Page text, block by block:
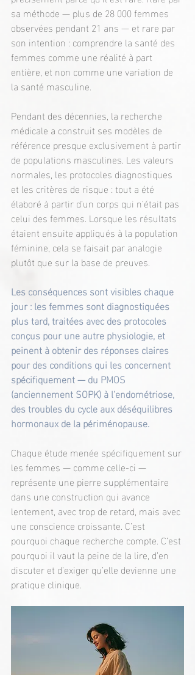
sa méthode — plus de 28 000 femmes
observées pendant 21 ans — et rare par
son intention : comprendre la santé des
femmes comme une réalité à part
entière, et non comme une variation de
la santé masculine.
Pendant des décennies, la recherche
médicale a construit ses modèles de
référence presque exclusivement à partir
de populations masculines. Les valeurs
normales, les protocoles diagnostiques
et les critères de risque : tout a été
élaboré à partir d’un corps qui n’était pas
celui des femmes. Lorsque les résultats
étaient ensuite appliqués à la population
féminine, cela se faisait par analogie
plutôt que sur la base de preuves.
Les conséquences sont visibles chaque
jour : les femmes sont diagnostiquées
plus tard, traitées avec des protocoles
conçus pour une autre physiologie, et
peinent à obtenir des réponses claires
pour des conditions qui les concernent
spécifiquement — du PMOS
(anciennement SOPK) à l’endométriose,
des troubles du cycle aux déséquilibres
hormonaux de la périménopause.
Chaque étude menée spécifiquement sur
les femmes — comme celle-ci —
représente une pierre supplémentaire
dans une construction qui avance
lentement, avec trop de retard, mais avec
une conscience croissante. C’est
pourquoi chaque recherche compte. C’est
pourquoi il vaut la peine de la lire, d’en
discuter et d’exiger qu’elle devienne une
pratique clinique.